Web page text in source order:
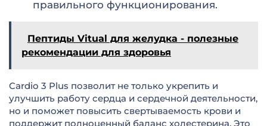
правильного функционирования.
Пептиды Vitual для желудка - полезные
рекомендации для здоровья
Cardio 3 Plus позволит не только укрепить и
улучшить работу сердца и сердечной деятельности,
но и поможет повысить свертываемость крови и
поддержит полноценный баланс холестерина. Это